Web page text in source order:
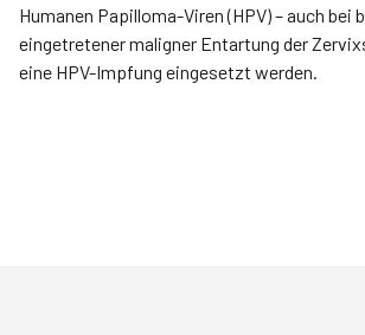
Humanen Papilloma-Viren (HPV) – auch bei
eingetretener maligner Entartung der
eine HPV-Impfung eingesetzt werden.